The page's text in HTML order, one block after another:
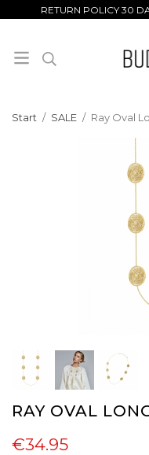
RETURN POLICY 30
Start / SALE / Ray Oval
RAY OVAL
€34.95